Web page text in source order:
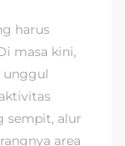
harus
masa kini,
unggul
sempit, alur
area